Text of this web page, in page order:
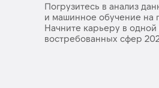
Погрузитесь в анализ
и машинное обучение на
Начните карьеру в одной
востребованных сфер